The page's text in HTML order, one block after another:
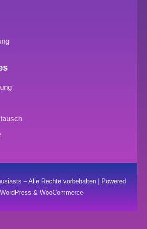
– Alle Rechte vorbehalten | Powered
& WooCommerce